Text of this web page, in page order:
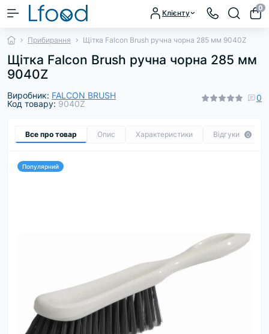
Клієнту
0
Прибирання Щітка Falcon Brush ручна чорна 285 мм 9040Z
Щітка Falcon Brush ручна чорна 285 мм
9040Z
Виробник: FALCON BRUSH
Код товару: 9040Z
0
Все про товар Опис Характеристики Відгуки 0
Популярний